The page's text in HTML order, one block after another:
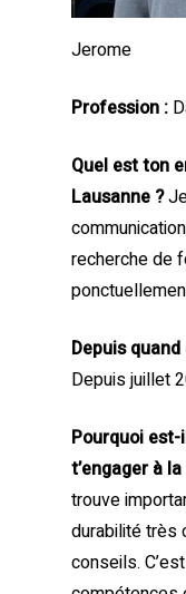
Jerome
Profession :
Quel est ton
Lausanne ?
recherche de
Depuis
Depuis juillet
Pourquoi
t’engager à
trouve
durabilité très
conseils.